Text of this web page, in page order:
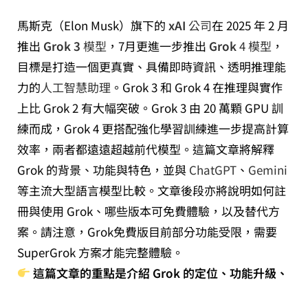
馬斯克（Elon Musk）旗下的 xAI 公司在 2025 年 2 月
推出 Grok 3 模型 ，7月更進一步推出 Grok4 模型 ，
目標是打造一個更真實、具備即時資訊、透明推理能
力的人工智慧助理 。Grok 3 和 Grok 4 在推理與實作
上比 Grok 2 有大幅突破。Grok 3 由 20 萬顆 GPU 訓
練而成，Grok 4 更搭配強化學習訓練進一步提高計算
效率，兩者都遠遠超越前代模型。這篇文章將解釋
Grok 的背景、功能與特色，並與 ChatGPT 、 Gemini
等主流大型語言模型比較。文章後段亦將說明如何註
冊與使用 Grok、哪些版本可免費體驗，以及替代方
案。請注意，Grok免費版目前部分功能受限，需要
SuperGrok 方案才能完整體驗。
這篇文章的重點是介紹 Grok 的定位、功能升級、